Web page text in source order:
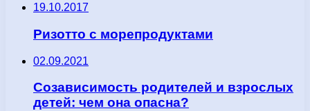
19.10.2017
Ризотто с морепродуктами
02.09.2021
Созависимость родителей и взрослых
детей: чем она опасна?